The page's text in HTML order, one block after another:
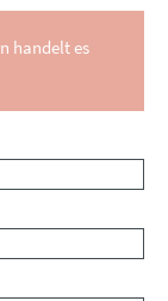
handelt es